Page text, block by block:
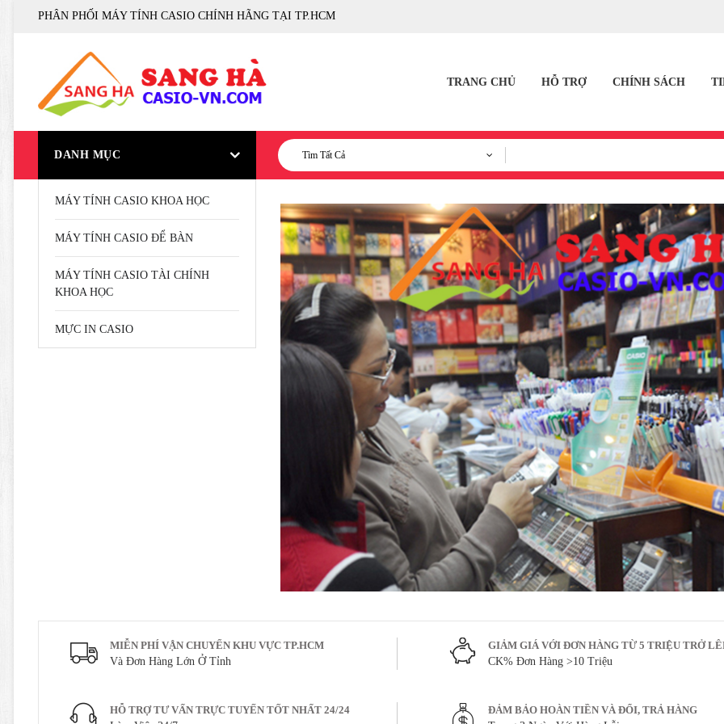
PHÂN PHỐI MÁY TÍNH CASIO CHÍNH HÃNG TẠI TP.HCM
TRANG CHỦ HỖ TRỢ CHÍNH SÁCH
DANH MỤC Tìm Tất Cả
MÁY TÍNH CASIO KHOA HỌC
MÁY TÍNH CASIO ĐỂ BÀN
MÁY TÍNH CASIO TÀI CHÍNH
KHOA HỌC
MỰC IN CASIO
MIỄN PHÍ VẬN CHUYỂN KHU VỰC TP.HCM
Và Đơn Hàng Lớn Ở Tỉnh
GIẢM GIÁ VỚI ĐƠN HÀNG TỪ 5 TRIỆU TRỞ
CK% Đơn Hàng >10 Triệu
HỖ TRỢ TƯ VẤN TRỰC TUYẾN TỐT NHẤT 24/24
ĐẢM BẢO HOÀN TIỀN VÀ ĐỔI, TRẢ HÀNG